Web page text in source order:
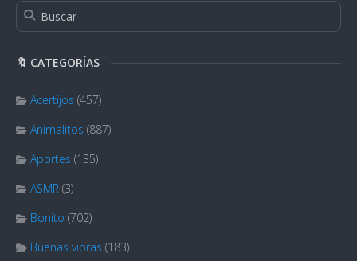
🔖 CATEGORÍAS
Acertijos (457)
Animalitos (887)
Aportes (135)
ASMR (3)
Bonito (702)
Buenas vibras (183)